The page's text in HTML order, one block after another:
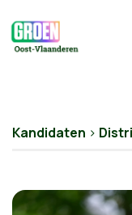
Kandidaten >